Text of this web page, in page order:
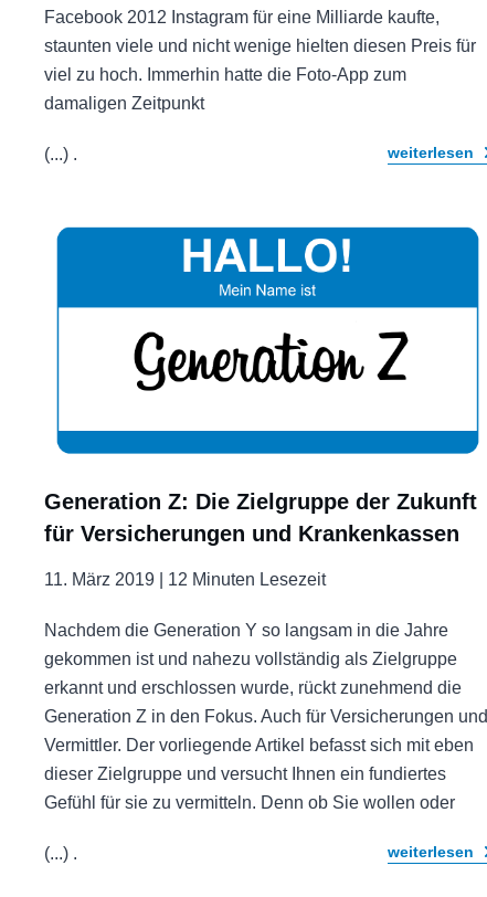
Facebook 2012 Instagram für eine Milliarde kaufte,
staunten viele und nicht wenige hielten diesen Preis für
viel zu hoch. Immerhin hatte die Foto-App zum
damaligen Zeitpunkt
(...) weiterlesen
.
Generation Z: Die Zielgruppe der Zukunft
für Versicherungen und Krankenkassen
11. März 2019 | 12 Minuten Lesezeit
Nachdem die Generation Y so langsam in die Jahre
gekommen ist und nahezu vollständig als Zielgruppe
erkannt und erschlossen wurde, rückt zunehmend die
Generation Z in den Fokus. Auch für Versicherungen und
Vermittler. Der vorliegende Artikel befasst sich mit eben
dieser Zielgruppe und versucht Ihnen ein fundiertes
Gefühl für sie zu vermitteln. Denn ob Sie wollen oder
(...) weiterlesen
.